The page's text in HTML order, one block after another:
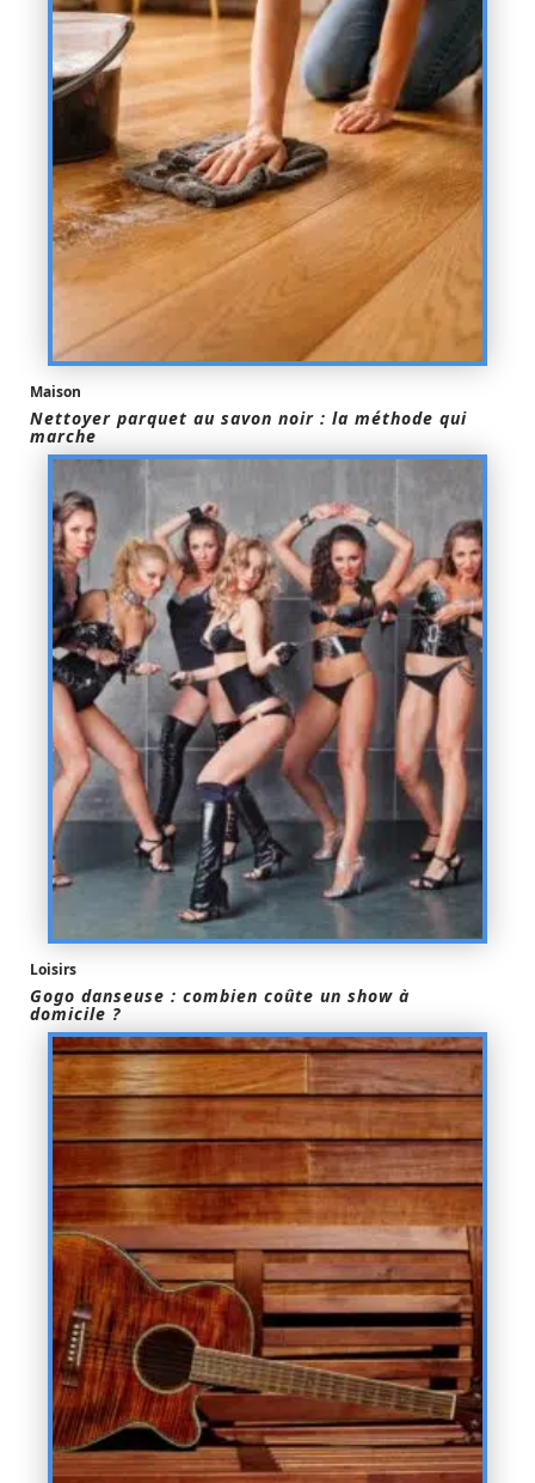
Maison
Nettoyer parquet au savon noir : la méthode qui
marche
Loisirs
Gogo danseuse : combien coûte un show à
domicile ?